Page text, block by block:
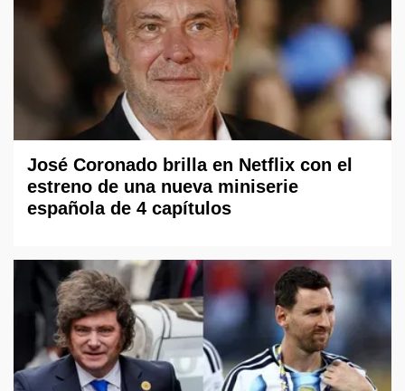
José Coronado brilla en Netflix con el
estreno de una nueva miniserie
española de 4 capítulos